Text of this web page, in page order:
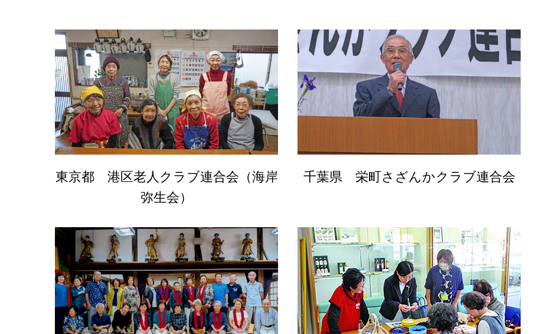
東京都 港区老人クラブ連合会（海岸
弥生会）
千葉県 栄町さざんかクラブ連合会